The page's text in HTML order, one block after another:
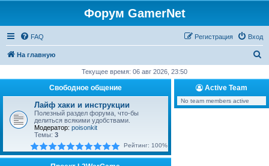
Форум GamerNet
FAQ Вход
Регистрация
На главную
с
Текущее время: 06 авг 2026, 23:50
Свободное общение
Лайф хаки и инструкции
Полезный раздел форума, что-бы
делиться всякими удобствами.
Модератор: poisonkit
Темы: 3
Рейтинг: 100%
Active Team
No team members active